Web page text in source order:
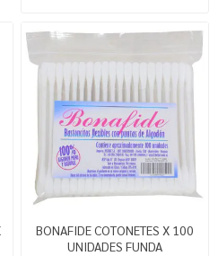
BONAFIDE COTONETES X 100
UNIDADES FUNDA